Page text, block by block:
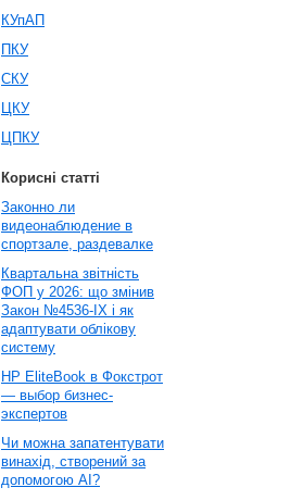
КУпАП
ПКУ
СКУ
ЦКУ
ЦПКУ
Корисні статті
Законно ли
видеонаблюдение в
спортзале, раздевалке
Квартальна звітність
ФОП у 2026: що змінив
Закон №4536-IX і як
адаптувати облікову
систему
HP EliteBook в Фокстрот
— выбор бизнес-
экспертов
Чи можна запатентувати
винахід, створений за
допомогою AI?